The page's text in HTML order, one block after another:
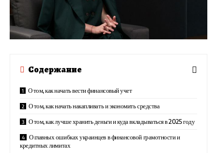
Содержание
О том, как начать вести финансовый учет
О том, как начать накапливать и экономить средства
О том, как лучше хранить деньги и куда вкладываться в 2025 году
О главных ошибках украинцев в финансовой грамотности и
кредитных лимитах